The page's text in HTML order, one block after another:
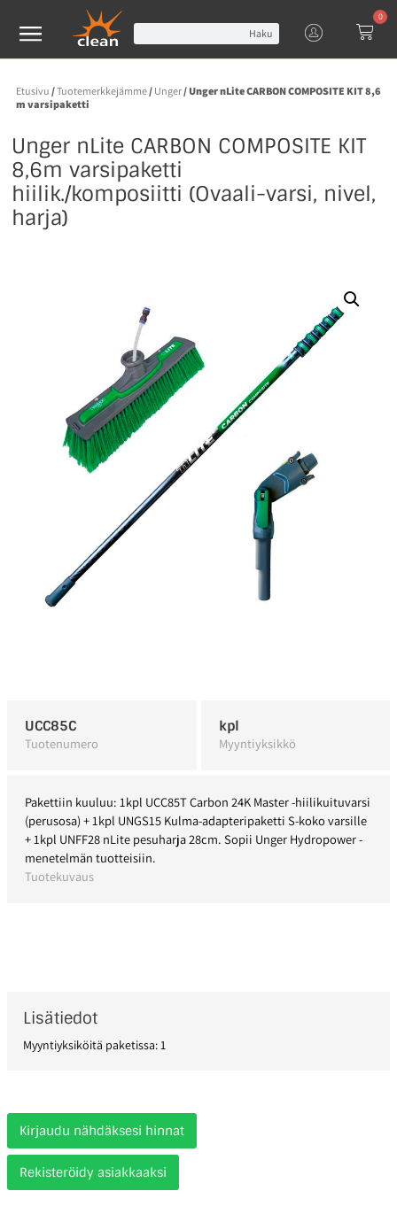
Haku
0
Etusivu /Tuotemerkkejämme/ Unger/ Unger nLite CARBON COMPOSITE KIT 8,6
m varsipaketti
Unger nLite CARBON COMPOSITE KIT
8,6m varsipaketti
hiilik./komposiitti (Ovaali-varsi, nivel,
harja)
UCC85C
Tuotenumero
kpl
Myyntiyksikkö
Pakettiin kuuluu: 1kpl UCC85T Carbon 24K Master -hiilikuituvarsi
(perusosa) + 1kpl UNGS15 Kulma-adapteripaketti S-koko varsille
+ 1kpl UNFF28 nLite pesuharja 28cm. Sopii Unger Hydropower -
menetelmän tuotteisiin.
Tuotekuvaus
Lisätiedot
Myyntiyksiköitä paketissa: 1
Kirjaudu nähdäksesi hinnat
Rekisteröidy asiakkaaksi